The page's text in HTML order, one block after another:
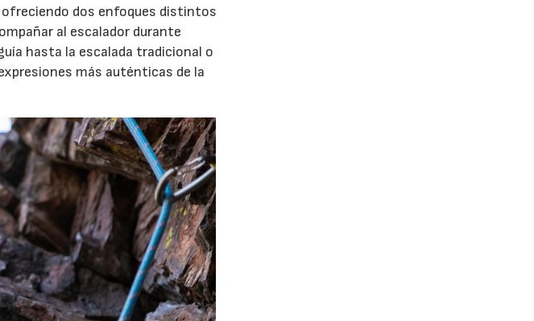
ofreciendo dos enfoques distintos
al escalador durante
hasta la escalada tradicional o
más auténticas de la